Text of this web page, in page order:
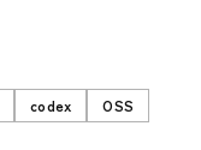
codex
OSS